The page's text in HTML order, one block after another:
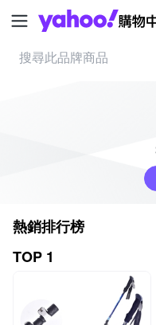
熱銷排行榜
TOP 1